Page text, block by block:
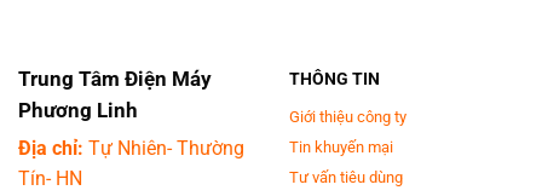
Trung Tâm Điện Máy
Phương Linh
Địa chỉ: Tự Nhiên- Thường
Tín- HN
THÔNG TIN
Giới thiệu công ty
Tin khuyến mại
Tư vấn tiêu dùng